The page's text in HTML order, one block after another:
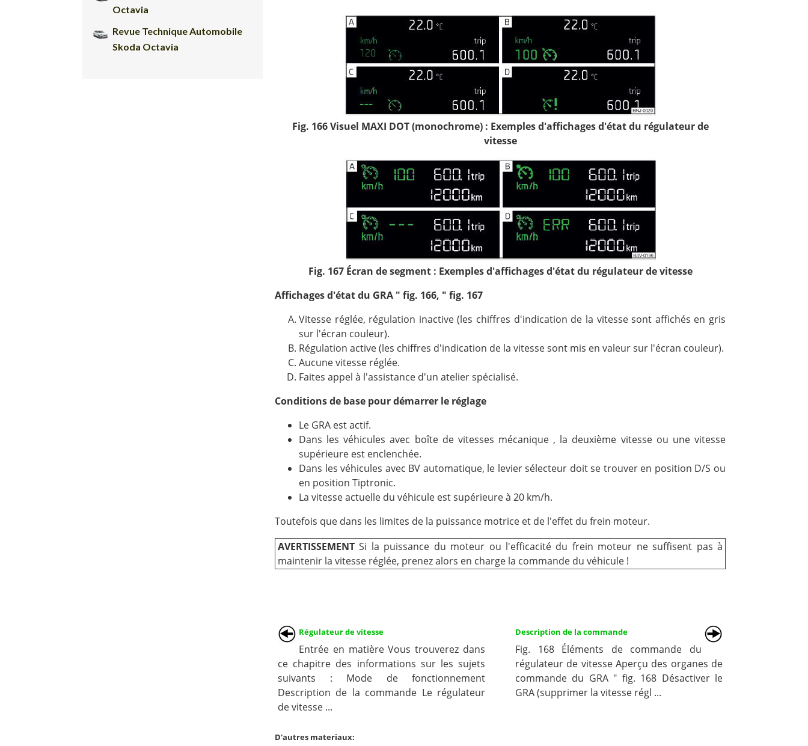
Fig. 166 Visuel MAXI DOT (monochrome) : Exemples d'affichages d'état du régulateur de
vitesse
Fig. 167 Écran de segment : Exemples d'affichages d'état du régulateur de vitesse
Affichages d'état du GRA " fig. 166, " fig. 167
Vitesse réglée, régulation inactive (les chiffres d'indication de la vitesse sont affichés en gris
sur l'écran couleur).
Régulation active (les chiffres d'indication de la vitesse sont mis en valeur sur l'écran couleur).
Aucune vitesse réglée.
Faites appel à l'assistance d'un atelier spécialisé.
Conditions de base pour démarrer le réglage
Le GRA est actif.
Dans les véhicules avec boîte de vitesses mécanique , la deuxième vitesse ou une vitesse
supérieure est enclenchée.
Dans les véhicules avec BV automatique, le levier sélecteur doit se trouver en position D/S ou
en position Tiptronic.
La vitesse actuelle du véhicule est supérieure à 20 km/h.
Toutefois que dans les limites de la puissance motrice et de l'effet du frein moteur.
AVERTISSEMENTSi la puissance du moteur ou l'efficacité du frein moteur ne suffisent pas à
maintenir la vitesse réglée, prenez alors en charge la commande du véhicule !
Régulateur de vitesse
Entrée en matière Vous trouverez dans
ce chapitre des informations sur les sujets
suivants : Mode de fonctionnement
Description de la commande Le régulateur
de vitesse ...
Description de la commande
Fig. 168 Éléments de commande du
régulateur de vitesse Aperçu des organes de
commande du GRA " fig. 168 Désactiver le
GRA (supprimer la vitesse régl ...
D'autres materiaux:
Octavia
Revue Technique Automobile
Skoda Octavia